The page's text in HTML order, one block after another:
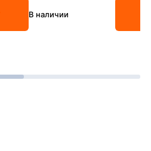
В наличии